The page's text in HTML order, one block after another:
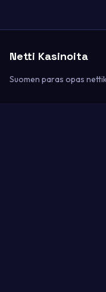
Netti Kasinoita
Suomen paras opas